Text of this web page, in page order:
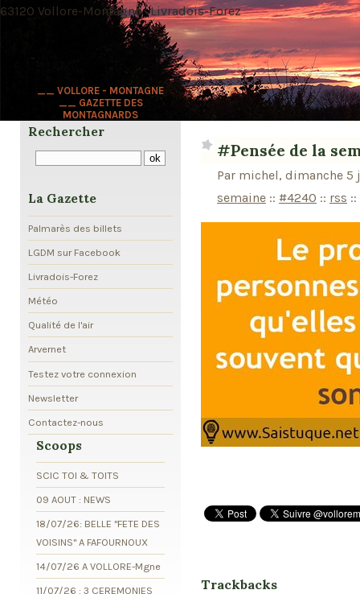
__ VOLLORE - MONTAGNE
__ GAZETTE DES
MONTAGNARDS
63120 Vollore-Montagne · Livradois-Forez
#Pensée de la
Par michel, dimanche 5
semaine :: #4240 :: rss ::
Trackbacks
Rechercher
La Gazette
Palmarès des billets
LGDM sur Facebook
Livradois-Forez
Météo
Qualité de l'air
Arvernet
Testez votre connexion
Newsletter
Contactez-nous
Scoops
SCIC TOI & TOITS
09 AOUT : NEWS
18/07/26: BELLE "FETE DES
VOISINS" A FAFOURNOUX
14/07/26 A VOLLORE-Mgne
11/07/26 : 3 CEREMONIES